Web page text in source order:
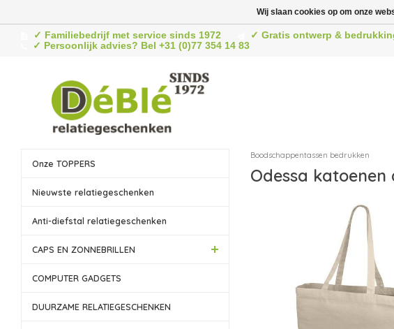
✓ Familiebedrijf met service sinds 1972 ✓ Gratis ontwerp &
✓ Persoonlijk advies? Bel +31 (0)77 354 14 83
Onze TOPPERS
Nieuwste relatiegeschenken
Anti-diefstal relatiegeschenken
CAPS EN ZONNEBRILLEN
COMPUTER GADGETS
DUURZAME RELATIEGESCHENKEN
Boodschappentassen bedrukken
Odessa
Wij slaan cookies op om onze